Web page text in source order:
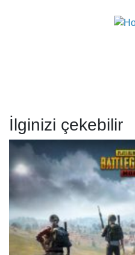
İlginizi çekebilir